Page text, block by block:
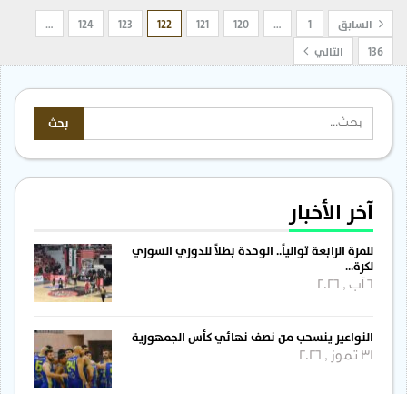
السابق 120
121
122
123
124
136
التالي
آخر الأخبار
للمرة الرابعة توالياً.. الوحدة بطلاً للدوري السوري
لكرة…
النواعير ينسحب من نصف نهائي كأس الجمهورية
31 تموز , 2026